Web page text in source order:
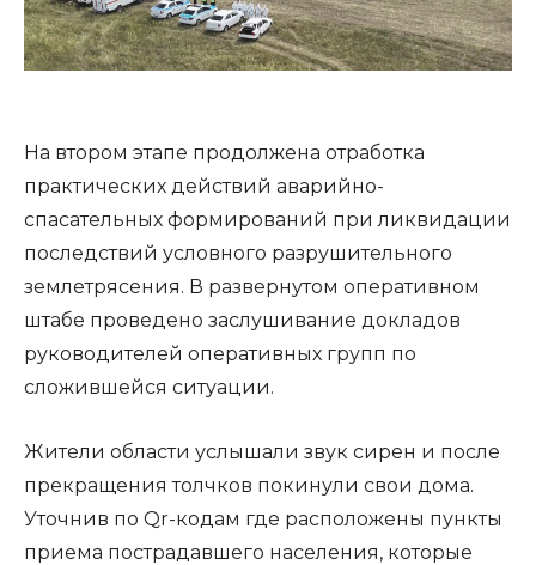
На втором этапе продолжена отработка
практических действий аварийно-
спасательных формирований при ликвидации
последствий условного разрушительного
землетрясения. В развернутом оперативном
штабе проведено заслушивание докладов
руководителей оперативных групп по
сложившейся ситуации.
Жители области услышали звук сирен и после
прекращения толчков покинули свои дома.
Уточнив по Qr-кодам где расположены пункты
приема пострадавшего населения, которые